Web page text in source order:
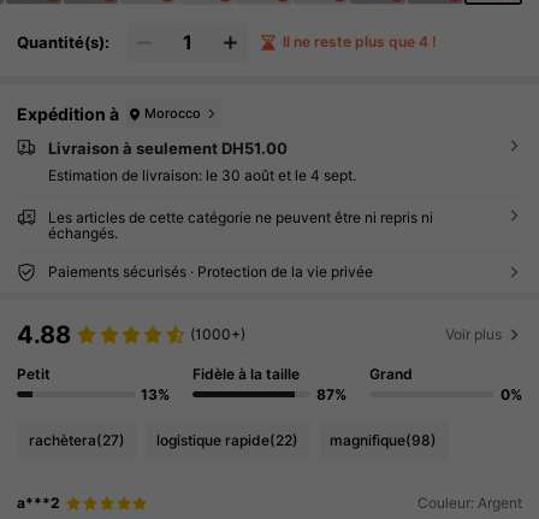
Quantité(s): Il ne reste plus que 4 !
Expédition à Morocco
Livraison à seulement DH51.00
Estimation de livraison: le 30 août et le 4 sept.
Les articles de cette catégorie ne peuvent être ni repris ni
échangés.
Paiements sécurisés · Protection de la vie privée
4.88 (1000+) Voir plus
Petit
13%
Fidèle à la taille
87%
Grand
0%
rachètera(27) logistique rapide(22) magnifique(98)
a***2 Couleur: Argent